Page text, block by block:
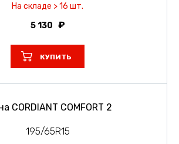
На складе > 16 шт.
5 130
КУПИТЬ
CORDIANT COMFORT 2
195/65R15